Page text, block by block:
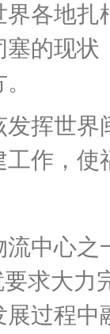
各地
的现
世界
作，
心之
求大力
过程